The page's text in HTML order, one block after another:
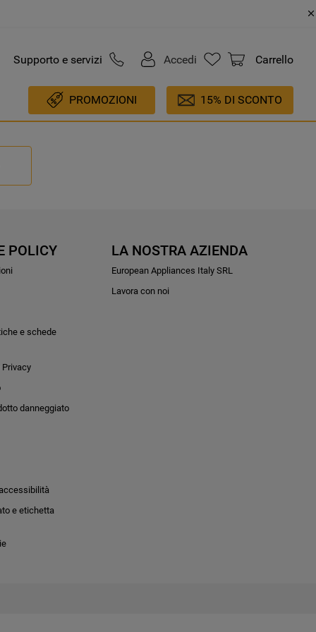
Supporto e servizi Accedi Carrello
PROMOZIONI 15% DI SCONTO
POLICY
e schede
danneggiato
e etichetta
LA NOSTRA AZIENDA
European Appliances Italy SRL
Lavora con noi